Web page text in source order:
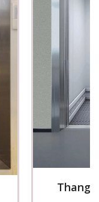
Thang